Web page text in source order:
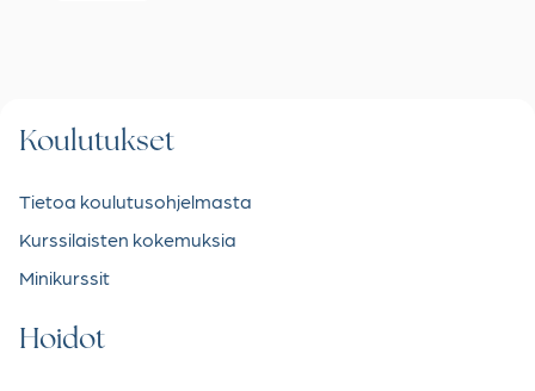
Koulutukset
Tietoa koulutusohjelmasta
Kurssilaisten kokemuksia
Minikurssit
Hoidot